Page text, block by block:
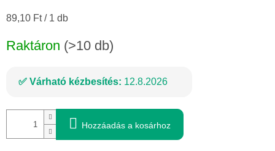
Egységár:
89,10 Ft / 1 db
Raktáron (>10 db)
Várható kézbesítés: 12.8.2026
Hozzáadás a kosárhoz